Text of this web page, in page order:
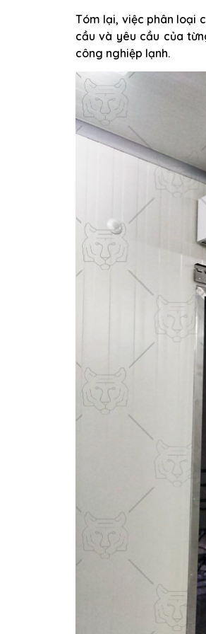
Tóm lại, việc phân loại
cầu và yêu cầu của
công nghiệp lạnh.